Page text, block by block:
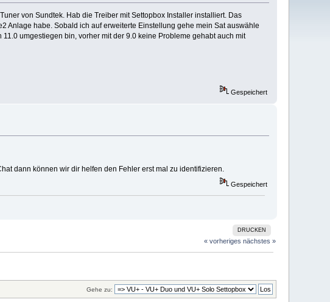
von Sundtek. Hab die Treiber mit Settopbox Installer installiert. Das
Anlage habe. Sobald ich auf erweiterte Einstellung gehe mein Sat auswähle
umgestiegen bin, vorher mit der 9.0 keine Probleme gehabt auch mit
Gespeichert
dann können wir dir helfen den Fehler erst mal zu identifizieren.
Gespeichert
DRUCKEN
« vorheriges nächstes »
Gehe zu: